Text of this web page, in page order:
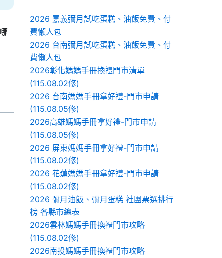
2026 嘉義彌月試吃蛋糕、油飯免費、付
費懶人包
2026 台南彌月試吃蛋糕、油飯免費、付
費懶人包
2026彰化媽媽手冊換禮門市清單
(115.08.02修)
2026 台南媽媽手冊拿好禮-門市申請
(115.08.05修)
2026高雄媽媽手冊拿好禮-門市申請
(115.08.05修)
2026 屏東媽媽手冊拿好禮-門市申請
(115.08.02修)
2026 花蓮媽媽手冊拿好禮-門市申請
(115.08.02修)
2026 彌月油飯、彌月蛋糕 社團票選排行
榜 各縣市總表
2026雲林媽媽手冊換禮門市攻略
(115.08.02修)
2026南投媽媽手冊換禮門市攻略